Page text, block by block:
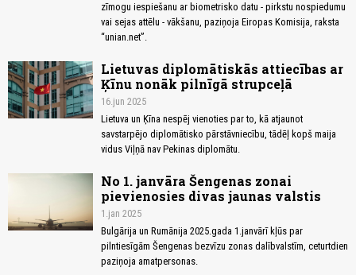
zīmogu iespiešanu ar biometrisko datu - pirkstu nospiedumu
vai sejas attēlu - vākšanu, paziņoja Eiropas Komisija, raksta
“unian.net”.
Lietuvas diplomātiskās attiecības ar
Ķīnu nonāk pilnīgā strupceļā
16.jun 2025
Lietuva un Ķīna nespēj vienoties par to, kā atjaunot
savstarpējo diplomātisko pārstāvniecību, tādēļ kopš maija
vidus Viļņā nav Pekinas diplomātu.
No 1. janvāra Šengenas zonai
pievienosies divas jaunas valstis
1.jan 2025
Bulgārija un Rumānija 2025.gada 1.janvārī kļūs par
pilntiesīgām Šengenas bezvīzu zonas dalībvalstīm, ceturtdien
paziņoja amatpersonas.